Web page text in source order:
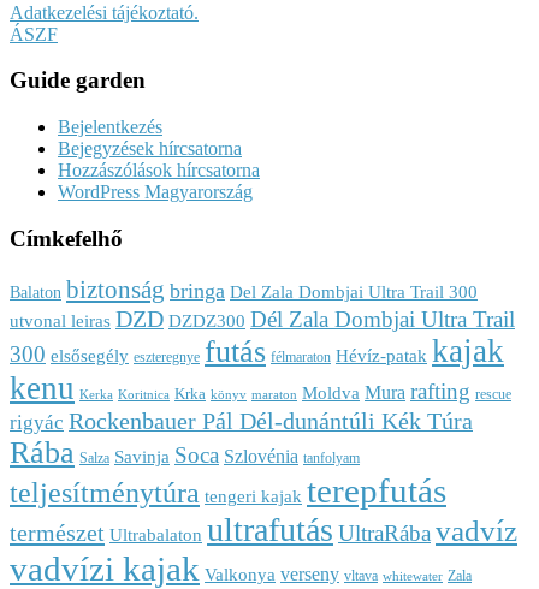
Adatkezelési tájékoztató.
ÁSZF
Guide garden
Bejelentkezés
Bejegyzések hírcsatorna
Hozzászólások hírcsatorna
WordPress Magyarország
Címkefelhő
Balaton biztonság bringa Del Zala Dombjai Ultra Trail 300
utvonal leiras DZD DZDZ300 Dél Zala Dombjai Ultra Trail
300 elsősegély eszteregnye futás félmaraton Hévíz-patak kajak
kenu Kerka Koritnica Krka könyv maraton Moldva Mura rafting rescue
rigyác Rockenbauer Pál Dél-dunántúli Kék Túra
Rába Salza Savinja Soca Szlovénia tanfolyam
teljesítménytúra tengeri kajak terepfutás
természet Ultrabalaton ultrafutás UltraRába vadvíz
vadvízi kajak Valkonya verseny vltava whitewater Zala